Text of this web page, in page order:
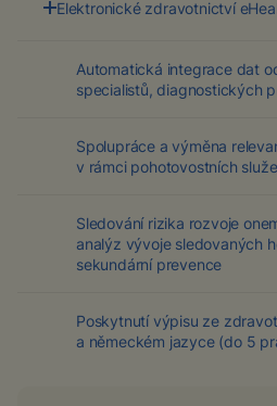
Elektronické zdravotnictví
návštěv, přehledu
či videokonzultace s
na webu nebo z mobilní
Automatická integrace dat
specialistů, diagnostických
Spolupráce a výměna
v rámci pohotovostních
Sledování rizika rozvoje
analýz vývoje sledovaných
sekundární prevence
Poskytnutí výpisu ze
a německém jazyce (do 5